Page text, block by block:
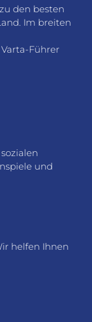
den besten
Im breiten
Führer
und
helfen Ihnen